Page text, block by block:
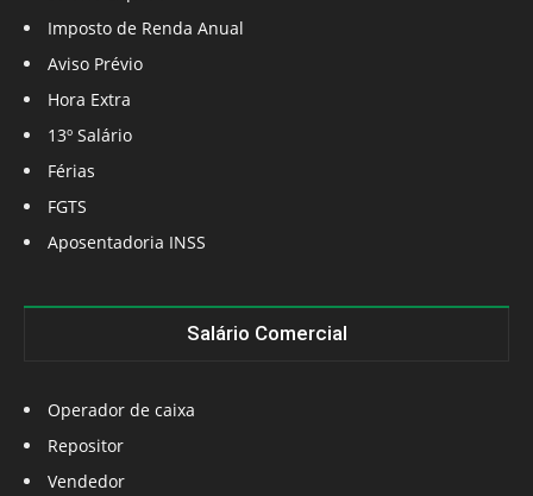
Imposto de Renda Anual
Aviso Prévio
Hora Extra
13º Salário
Férias
FGTS
Aposentadoria INSS
Salário Comercial
Operador de caixa
Repositor
Vendedor